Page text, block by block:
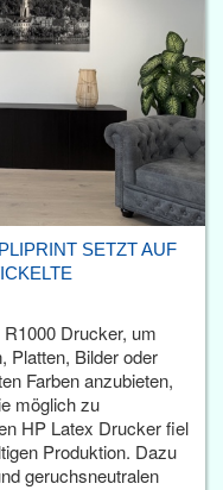
SETZT AUF
Drucker, um
Platten, Bilder oder
Farben anzubieten,
möglich zu
HP Latex Drucker fiel
Produktion. Dazu
geruchsneutralen